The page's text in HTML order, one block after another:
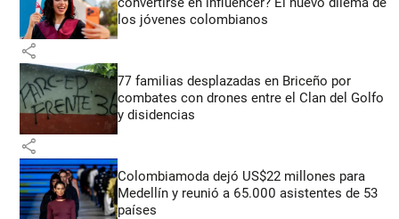
los jóvenes colombianos
share
77 familias desplazadas en Briceño por
combates con drones entre el Clan del Golfo
y disidencias
share
Colombiamoda dejó US$22 millones para
Medellín y reunió a 65.000 asistentes de 53
países